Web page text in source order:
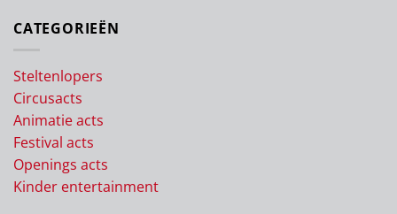
CATEGORIEËN
Steltenlopers
Circusacts
Animatie acts
Festival acts
Openings acts
Kinder entertainment